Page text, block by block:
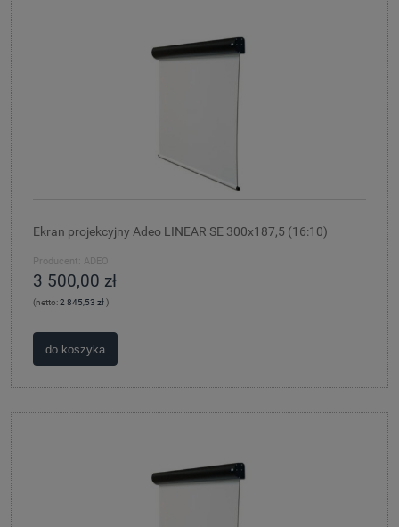
Ekran projekcyjny Adeo LINEAR SE 300x187,5 (16:10)
Producent: ADEO
3 500,00 zł
(netto:2 845,53 zł)
do koszyka